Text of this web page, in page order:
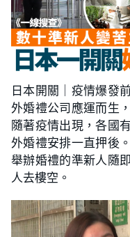
日本開關｜疫情爆發
外婚禮公司應運而生
隨著疫情出現，各國
外婚禮安排一直押後
舉辦婚禮的準新人隨
人去樓空。